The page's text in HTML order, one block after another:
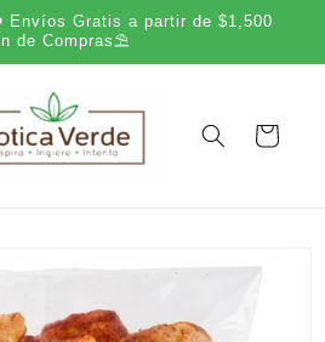
Envíos Gratis a partir de $1,500
de Compras⛱️
Carrito